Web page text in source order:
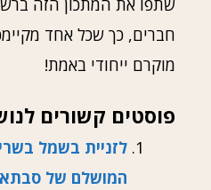
שתפו את המתכון הזה
חברים, כך שכל אחד
מוקרם ייחודי באמת!
פוסטים קשורים
לזניית בשמל
המושלם של סבתא